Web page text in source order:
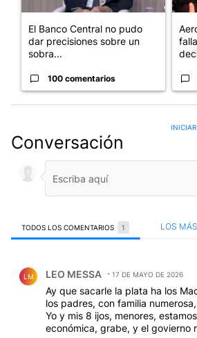
El Banco Central no pudo
dar precisiones sobre un
sobra...
100 comentarios
Conversación
TODOS LOS COMENTARIOS 1 LOS
LM LEO MESSA 17 DE MAYO DE 2026
Ay que sacarle la plata ha los
los padres, con familia
Yo y mis 8 ijos, menores,
económica, grabe, y el govierno